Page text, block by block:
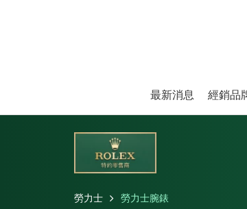
最新消息 經銷品
勞力士 勞力士腕錶